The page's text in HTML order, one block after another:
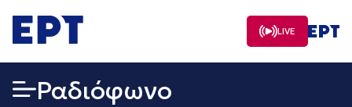
σε
περιεχόμενο
LIVE
Ραδιόφωνο